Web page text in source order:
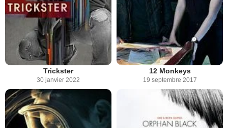
Trickster
30 janvier 2022
12 Monkeys
19 septembre 2017